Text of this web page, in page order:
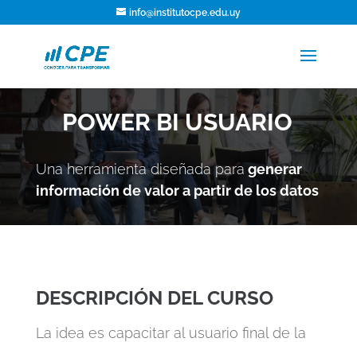
info@institutocpe.edu.uy
POWER BI USUARIO
Una herramienta diseñada para generar
información de valor a partir de los datos
DESCRIPCIÓN DEL CURSO
La idea es capacitar al usuario final de la